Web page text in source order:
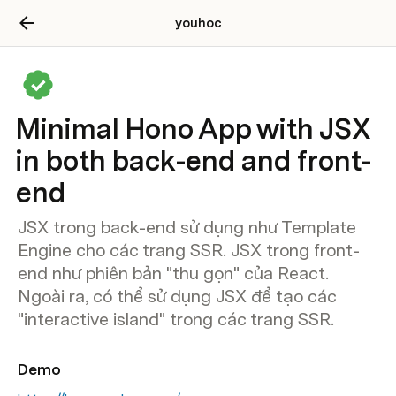
youhoc
Minimal Hono App with JSX
in both back-end and front-
end
JSX trong back-end sử dụng như Template
Engine cho các trang SSR. JSX trong front-
end như phiên bản "thu gọn" của React.
Ngoài ra, có thể sử dụng JSX để tạo các
"interactive island" trong các trang SSR.
Demo